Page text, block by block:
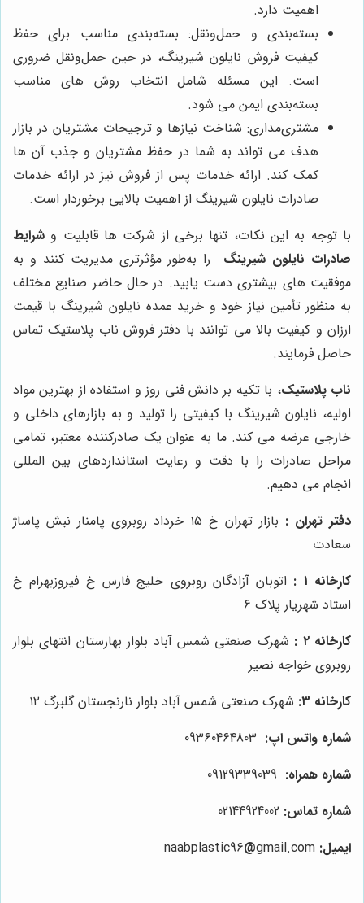
اهمیت دارد.
بسته‌بندی و حمل‌ونقل: بسته‌بندی مناسب برای حفظ
کیفیت فروش نایلون شیرینگ، در حین حمل‌ونقل ضروری
است. این مسئله شامل انتخاب روش های مناسب
بسته‌بندی ایمن می شود.
مشتری‌مداری: شناخت نیازها و ترجیحات مشتریان در بازار
هدف می تواند به شما در حفظ مشتریان و جذب آن ها
کمک کند. ارائه خدمات پس از فروش نیز در ارائه خدمات
صادرات نایلون شیرینگ از اهمیت بالایی برخوردار است.
با توجه به این نکات، تنها برخی از شرکت ها قابلیت و شرایط
صادرات نایلون شیرینگ را به‌طور مؤثرتری مدیریت کنند و به
موفقیت های بیشتری دست یابید. در حال حاضر صنایع مختلف
به منظور تأمین نیاز خود و خرید عمده نایلون شیرینگ با قیمت
ارزان و کیفیت بالا می توانند با دفتر فروش ناب پلاستیک تماس
حاصل فرمایند.
ناب پلاستیک، با تکیه بر دانش فنی روز و استفاده از بهترین مواد
اولیه، نایلون شیرینگ با کیفیتی را تولید و به بازارهای داخلی و
خارجی عرضه می کند. ما به عنوان یک صادرکننده معتبر، تمامی
مراحل صادرات را با دقت و رعایت استانداردهای بین المللی
انجام می دهیم.
دفتر تهران :
بازار تهران خ ۱۵ خرداد روبروی پامنار نبش پاساژ
سعادت
کارخانه ۱ : اتوبان آزادگان روبروی خلیج فارس خ فیروزبهرام خ
استاد شهریار پلاک ۶
کارخانه۲ : شهرک صنعتی شمس آباد بلوار بهارستان انتهای بلوار
روبروی خواجه نصیر
کارخانه ۳: شهرک صنعتی شمس آباد بلوار نارنجستان گلبرگ ۱۲
شماره واتس اپ:
شماره همراه:
شماره تماس:
ایمیل:
@gmail.com